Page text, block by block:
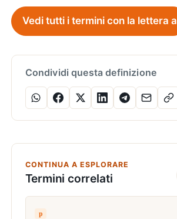
Vedi tutti i termini con la lettera a
Condividi questa definizione
CONTINUA A ESPLORARE
Termini correlati
p